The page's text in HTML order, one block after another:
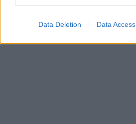
Data Deletion Data Access